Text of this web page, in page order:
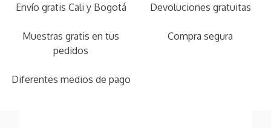
Envío gratis Cali y Bogotá Devoluciones gratuitas
Muestras gratis en tus
pedidos
Compra segura
Diferentes medios de pago